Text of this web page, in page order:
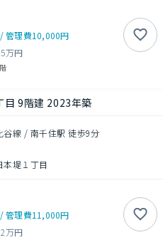
/管理費10,000円
万円
目 9階建 2023年築
谷線 / 南千住駅 徒歩9分
本堤１丁目
/管理費11,000円
万円